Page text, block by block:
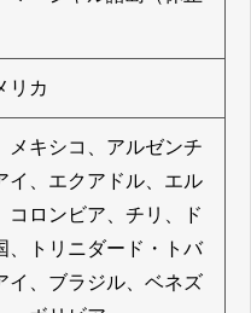
リカ
メキシコ、アルゼンチ
イ、エクアドル、エル
コロンビア、チリ、ド
、トリニダード・トバ
イ、ブラジル、ベネズ